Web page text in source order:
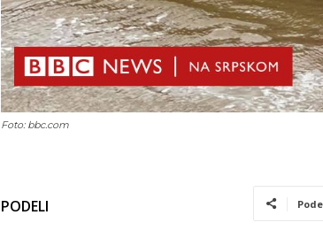
Foto: bbc.com
PODELI